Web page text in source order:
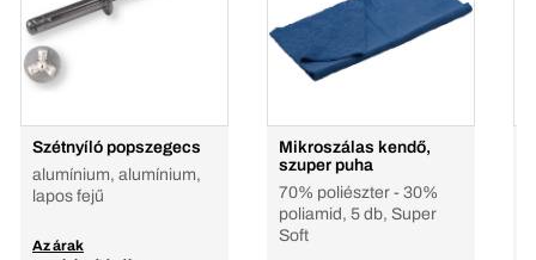
Szétnyíló popszegecs
alumínium, alumínium,
lapos fejű
Az árak
Mikroszálas kendő,
szuper puha
70% poliészter - 30%
poliamid, 5 db, Super
Soft